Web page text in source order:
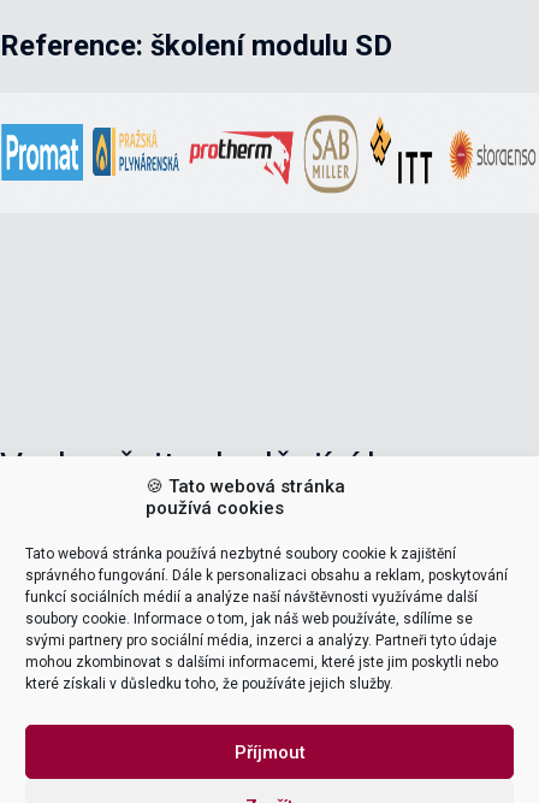
🍪 Tato webová stránka
používá cookies
Tato webová stránka používá nezbytné soubory cookie k zajištění
správného fungování. Dále k personalizaci obsahu a reklam, poskytování
funkcí sociálních médií a analýze naší návštěvnosti využíváme další
soubory cookie. Informace o tom, jak náš web používáte, sdílíme se
svými partnery pro sociální média, inzerci a analýzy. Partneři tyto údaje
mohou zkombinovat s dalšími informacemi, které jste jim poskytli nebo
které získali v důsledku toho, že používáte jejich služby.
Příjmout
Reference: školení modulu SD
Vyzkoušejte doplňující kurzy:
SD10 | Základní SAP kurz SD
SAP SD kurz | Školení na míru